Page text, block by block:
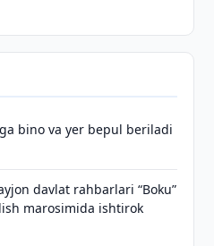
bino va yer bepul beriladi
davlat rahbarlari “Boku”
marosimida ishtirok